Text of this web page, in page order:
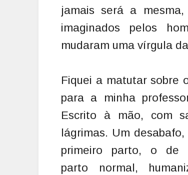
jamais será a
imaginados pelos
mudaram uma vírgula
Fiquei a matutar sobre
para a minha
Escrito à mão, com
lágrimas. Um
primeiro parto, o de
parto normal,